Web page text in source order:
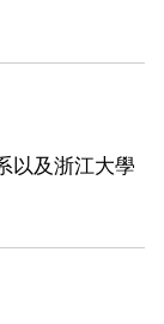
以及浙江大學